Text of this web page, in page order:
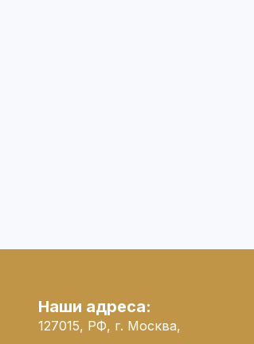
Наши адреса:
127015, РФ, г. Москва,